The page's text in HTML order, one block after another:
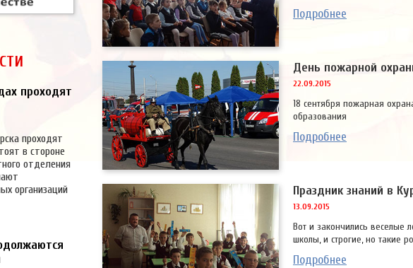
проходят
проходят
в стороне
отделения
организаций
Подробнее
День пожарной
22.09.2015
18 сентября пожарная
образования
Подробнее
Праздник знаний в
13.09.2015
Вот и закончились веселые
школы, и строгие, но такие
Подробнее